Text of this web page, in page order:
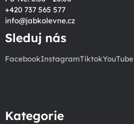
+420 737 565 577
info@jabkolevne.cz
Sleduj nás
FacebookInstagramTiktokYouTube
Kategorie